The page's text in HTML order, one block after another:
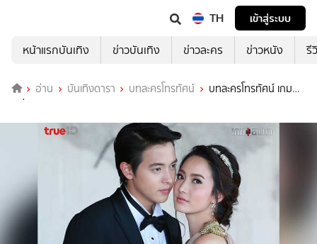
TH
เข้าสู่ระบบ
หน้าแรกบันเทิง
ข่าวบันเทิง ข่าวละคร ข่าวหนัง รี
อ่าน บันเทิงดารา บทละครโทรทัศน์
บทละครโทรทัศน์ เกม
เสน่หา